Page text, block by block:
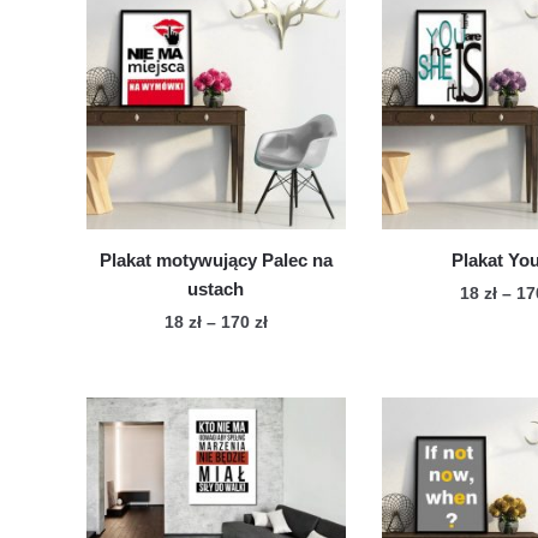
Plakat motywujący Palec na
ustach
18 zł – 170 złZakres
18 zł
do
produkt
ma
wiele
wariantów.
Opcje
Plakat
18 zł –
ma